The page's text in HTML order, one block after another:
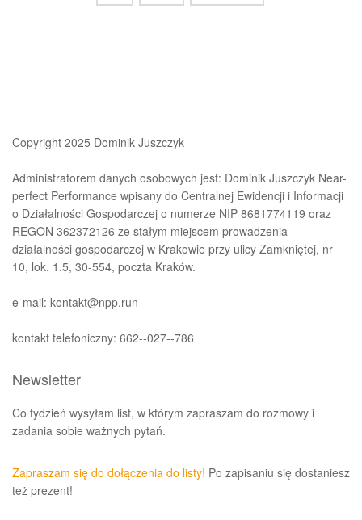
Copyright 2025 Dominik Juszczyk
Administratorem danych osobowych jest: Dominik Juszczyk Near-
perfect Performance wpisany do Centralnej Ewidencji i Informacji
o Działalności Gospodarczej o numerze NIP 8681774119 oraz
REGON 362372126 ze stałym miejscem prowadzenia
działalności gospodarczej w Krakowie przy ulicy Zamkniętej, nr
10, lok. 1.5, 30-554, poczta Kraków.
e-mail: kontakt@npp.run
kontakt telefoniczny: 662--027--786
Newsletter
Co tydzień wysyłam list, w którym zapraszam do rozmowy i
zadania sobie ważnych pytań.
Zapraszam się do dołączenia do listy! Po zapisaniu się dostaniesz
też prezent!